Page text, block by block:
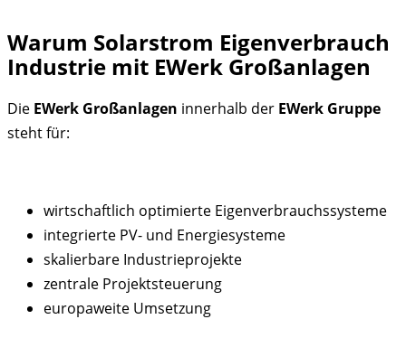
Warum Solarstrom Eigenverbrauch
Industrie mit EWerk Großanlagen
Die EWerk Großanlagen innerhalb der EWerk Gruppe
steht für:
wirtschaftlich optimierte Eigenverbrauchssysteme
integrierte PV- und Energiesysteme
skalierbare Industrieprojekte
zentrale Projektsteuerung
europaweite Umsetzung